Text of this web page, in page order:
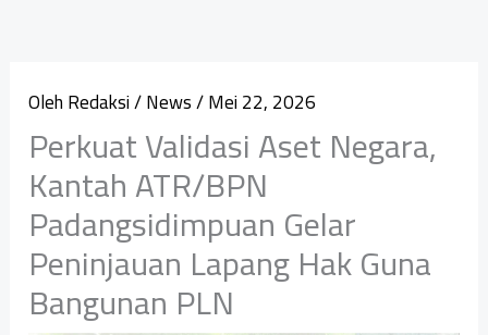
OlehRedaksi/News/Mei 22, 2026
Perkuat Validasi Aset Negara,
Kantah ATR/BPN
Padangsidimpuan Gelar
Peninjauan Lapang Hak Guna
Bangunan PLN